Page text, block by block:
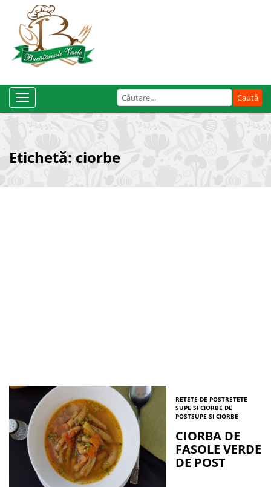
Caută
după:
Toggle
Navigation
Etichetă: ciorbe
RETETE DE POSTRETETE
SUPE SI CIORBE DE
POSTSUPE SI CIORBE
CIORBA DE
FASOLE VERDE
DE POST